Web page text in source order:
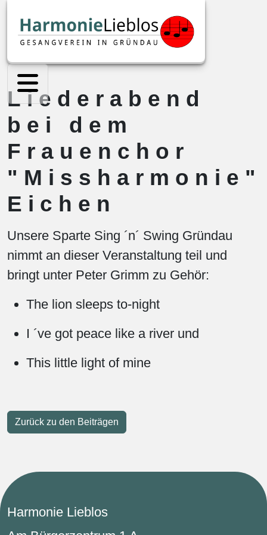
Liederabend
bei dem
Frauenchor
"Missharmonie"
Eichen
Unsere Sparte Sing ´n´ Swing Gründau
nimmt an dieser Veranstaltung teil und
bringt unter Peter Grimm zu Gehör:
The lion sleeps to-night
I ´ve got peace like a river und
This little light of mine
Zurück zu den Beiträgen
Harmonie Lieblos